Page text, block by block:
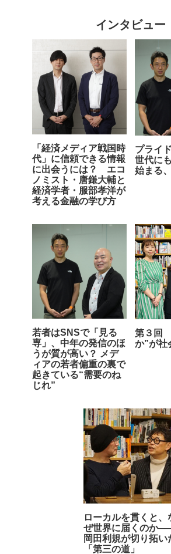
インタビュー
「経済メディア戦国時
代」に信頼できる情報
に出会うには？ エコ
ノミスト・唐鎌大輔と
経済学者・服部孝洋が
考える金融の学び方
プライ
世代に
始まる
若者はSNSで「見る
専」、中年の発信のほ
うが質が高い？ メデ
ィアの若者偏重の裏で
起きている“需要のね
じれ”
第３回
か”が社
ローカルを貫くと、
ぜ世界に届くのか──
岡田利規が切り拓い
「第三の道」